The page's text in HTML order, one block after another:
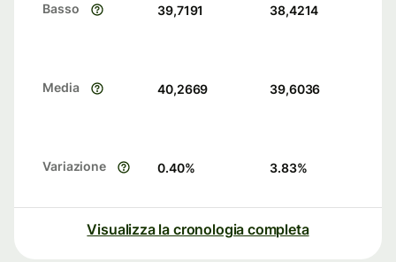
Basso 39,7191 38,4214
Media 40,2669 39,6036
Variazione 0.40% 3.83%
Visualizza la cronologia completa